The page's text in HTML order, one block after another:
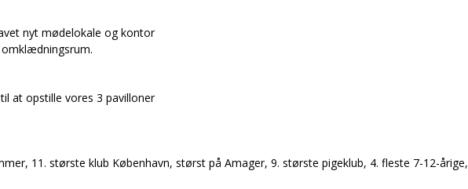
nyt mødelokale og kontor
at opstille vores 3 pavilloner
11. største klub København, størst på Amager, 9. største pigeklub, 4. fleste 7-12-årige,